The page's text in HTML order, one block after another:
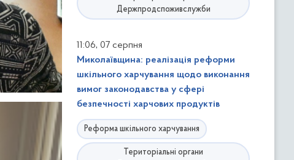
Держпродспоживслужби
11:06, 07 серпня
Миколаївщина: реалізація реформи
шкільного харчування щодо виконання
вимог законодавства у сфері
безпечності харчових продуктів
Реформа шкільного харчування
Територіальні органи